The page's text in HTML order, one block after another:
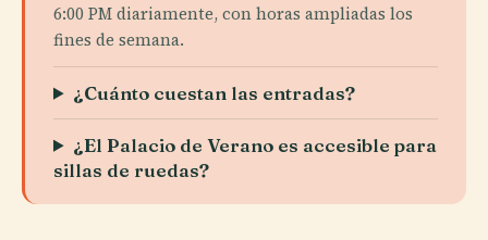
6:00 PM diariamente, con horas ampliadas los
fines de semana.
¿Cuánto cuestan las entradas?
¿El Palacio de Verano es accesible para
sillas de ruedas?